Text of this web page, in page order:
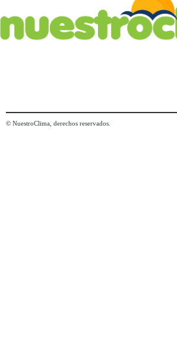
© NuestroClima, derechos reservados.